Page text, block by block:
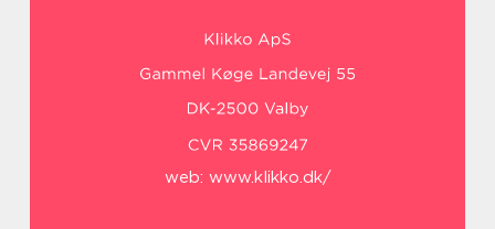
web: www.klikko.dk/